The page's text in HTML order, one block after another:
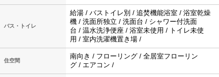
バス・トイレ
給湯 / バストイレ別 / 追焚機能浴室 / 浴室乾燥
機 / 洗面所独立 / 洗面台 / シャワー付洗面
台 / 温水洗浄便座 / 浴室未使用 / トイレ未使
用 / 室内洗濯機置き場 /
住空間
南向き / フローリング / 全居室フローリン
グ / エアコン /